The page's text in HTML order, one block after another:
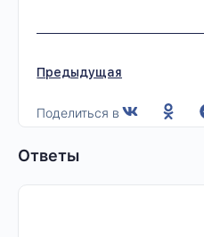
Предыдущая
Поделиться в
Ответы